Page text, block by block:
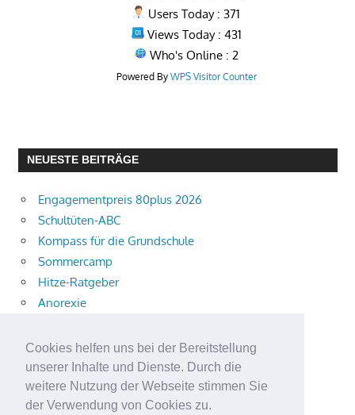
Cookies helfen uns bei der Bereitstellung
unserer Inhalte und Dienste. Durch die
weitere Nutzung der Webseite stimmen Sie
der Verwendung von Cookies zu.
Users Today : 371
Views Today : 431
Who's Online : 2
Powered By WPS Visitor Counter
NEUESTE BEITRÄGE
Engagementpreis 80plus 2026
Schultüten-ABC
Kompass für die Grundschule
Sommercamp
Hitze-Ratgeber
Anorexie
Integratives Sommercamp der Bogenschützen
Sommertour
Sommer Leseclub Special
Aktuelle Verkehrsmeldungen